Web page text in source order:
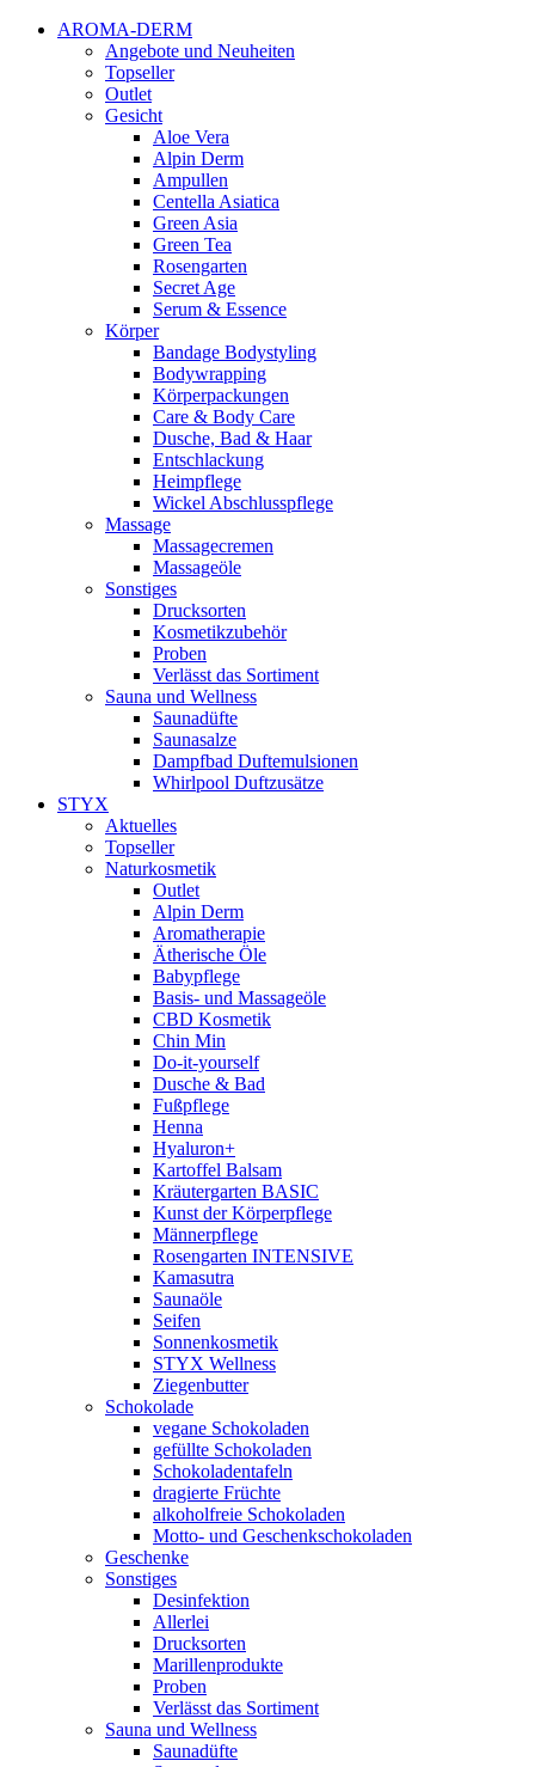
AROMA-DERM
Angebote und Neuheiten
Topseller
Outlet
Gesicht
Aloe Vera
Alpin Derm
Ampullen
Centella Asiatica
Green Asia
Green Tea
Rosengarten
Secret Age
Serum & Essence
Körper
Bandage Bodystyling
Bodywrapping
Körperpackungen
Care & Body Care
Dusche, Bad & Haar
Entschlackung
Heimpflege
Wickel Abschlusspflege
Massage
Massagecremen
Massageöle
Sonstiges
Drucksorten
Kosmetikzubehör
Proben
Verlässt das Sortiment
Sauna und Wellness
Saunadüfte
Saunasalze
Dampfbad Duftemulsionen
Whirlpool Duftzusätze
STYX
Aktuelles
Topseller
Naturkosmetik
Outlet
Alpin Derm
Aromatherapie
Ätherische Öle
Babypflege
Basis- und Massageöle
CBD Kosmetik
Chin Min
Do-it-yourself
Dusche & Bad
Fußpflege
Henna
Hyaluron+
Kartoffel Balsam
Kräutergarten BASIC
Kunst der Körperpflege
Männerpflege
Rosengarten INTENSIVE
Kamasutra
Saunaöle
Seifen
Sonnenkosmetik
STYX Wellness
Ziegenbutter
Schokolade
vegane Schokoladen
gefüllte Schokoladen
Schokoladentafeln
dragierte Früchte
alkoholfreie Schokoladen
Motto- und Geschenkschokoladen
Geschenke
Sonstiges
Desinfektion
Allerlei
Drucksorten
Marillenprodukte
Proben
Verlässt das Sortiment
Sauna und Wellness
Saunadüfte